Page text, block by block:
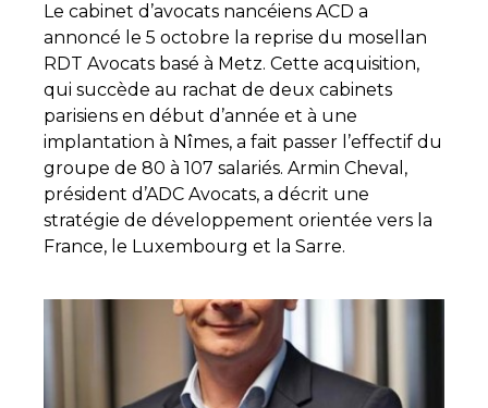
Le cabinet d’avocats nancéiens ACD a
annoncé le 5 octobre la reprise du mosellan
RDT Avocats basé à Metz. Cette acquisition,
qui succède au rachat de deux cabinets
parisiens en début d’année et à une
implantation à Nîmes, a fait passer l’effectif du
groupe de 80 à 107 salariés. Armin Cheval,
président d’ADC Avocats, a décrit une
stratégie de développement orientée vers la
France, le Luxembourg et la Sarre.